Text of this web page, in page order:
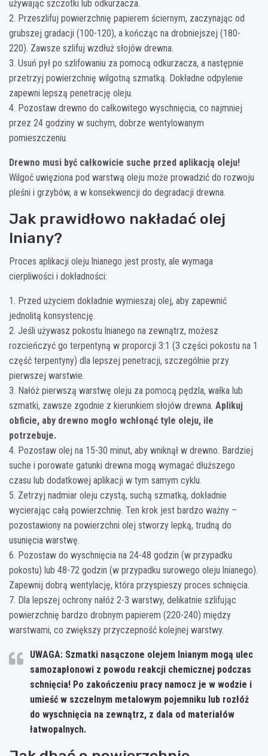
używając szczotki lub odkurzacza.
2. Przeszlifuj powierzchnię papierem ściernym, zaczynając od
grubszej gradacji (100-120), a kończąc na drobniejszej (180-
220). Zawsze szlifuj wzdłuż słojów drewna.
3. Usuń pył po szlifowaniu za pomocą odkurzacza, a następnie
przetrzyj powierzchnię wilgotną szmatką. Dokładne odpylenie
zapewni lepszą penetrację oleju.
4. Pozostaw drewno do całkowitego wyschnięcia, co najmniej
przez 24 godziny w suchym, dobrze wentylowanym
pomieszczeniu.
Drewno musi być całkowicie suche przed aplikacją oleju!
Wilgoć uwięziona pod warstwą oleju może prowadzić do rozwoju
pleśni i grzybów, a w konsekwencji do degradacji drewna.
Jak prawidłowo nakładać olej
lniany?
Proces aplikacji oleju lnianego jest prosty, ale wymaga
cierpliwości i dokładności:
1. Przed użyciem dokładnie wymieszaj olej, aby zapewnić
jednolitą konsystencję.
2. Jeśli używasz pokostu lnianego na zewnątrz, możesz
rozcieńczyć go terpentyną w proporcji 3:1 (3 części pokostu na 1
część terpentyny) dla lepszej penetracji, szczególnie przy
pierwszej warstwie.
3. Nałóż pierwszą warstwę oleju za pomocą pędzla, wałka lub
szmatki, zawsze zgodnie z kierunkiem słojów drewna. Aplikuj
obficie, aby drewno mogło wchłonąć tyle oleju, ile
potrzebuje.
4. Pozostaw olej na 15-30 minut, aby wniknął w drewno. Bardziej
suche i porowate gatunki drewna mogą wymagać dłuższego
czasu lub dodatkowej aplikacji w tym samym cyklu.
5. Zetrzyj nadmiar oleju czystą, suchą szmatką, dokładnie
wycierając całą powierzchnię. Ten krok jest bardzo ważny –
pozostawiony na powierzchni olej stworzy lepką, trudną do
usunięcia warstwę.
6. Pozostaw do wyschnięcia na 24-48 godzin (w przypadku
pokostu) lub 48-72 godzin (w przypadku surowego oleju lnianego).
Zapewnij dobrą wentylację, która przyspieszy proces schnięcia.
7. Dla lepszej ochrony nałóż 2-3 warstwy, delikatnie szlifując
powierzchnię bardzo drobnym papierem (220-240) między
warstwami, co zwiększy przyczepność kolejnej warstwy.
UWAGA: Szmatki nasączone olejem lnianym mogą ulec
samozapłonowi z powodu reakcji chemicznej podczas
schnięcia! Po zakończeniu pracy namocz je w wodzie i
umieść w szczelnym metalowym pojemniku lub rozłóż
do wyschnięcia na zewnątrz, z dala od materiałów
łatwopalnych.